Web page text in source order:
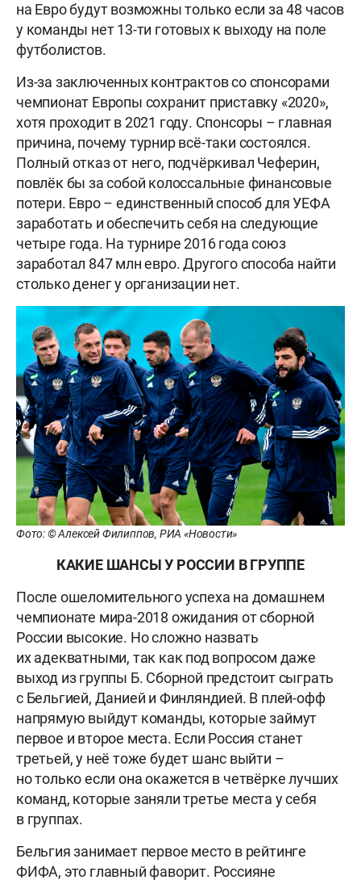
на Евро будут возможны только если за 48 часов
у команды нет 13-ти готовых к выходу на поле
футболистов.
Из-за заключенных контрактов со спонсорами
чемпионат Европы сохранит приставку «2020»,
хотя проходит в 2021 году. Спонсоры – главная
причина, почему турнир всё-таки состоялся.
Полный отказ от него, подчёркивал Чеферин,
повлёк бы за собой колоссальные финансовые
потери. Евро – единственный способ для УЕФА
заработать и обеспечить себя на следующие
четыре года. На турнире 2016 года союз
заработал 847 млн евро. Другого способа найти
столько денег у организации нет.
Фото: © Алексей Филиппов, РИА «Новости»
КАКИЕ ШАНСЫ У РОССИИ В ГРУППЕ
После ошеломительного успеха на домашнем
чемпионате мира-2018 ожидания от сборной
России высокие. Но сложно назвать
их адекватными, так как под вопросом даже
выход из группы Б. Сборной предстоит сыграть
с Бельгией, Данией и Финляндией. В плей-офф
напрямую выйдут команды, которые займут
первое и второе места. Если Россия станет
третьей, у неё тоже будет шанс выйти –
но только если она окажется в четвёрке лучших
команд, которые заняли третье места у себя
в группах.
Бельгия занимает первое место в рейтинге
ФИФА, это главный фаворит. Россияне